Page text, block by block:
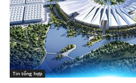
Tin tổng hợp